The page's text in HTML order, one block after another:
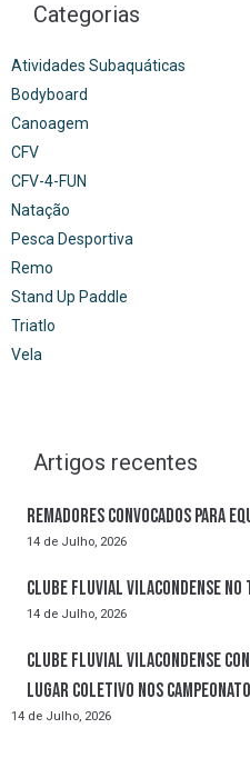
Categorias
Atividades Subaquáticas
Bodyboard
Canoagem
CFV
CFV-4-FUN
Natação
Pesca Desportiva
Remo
Stand Up Paddle
Triatlo
Vela
Artigos recentes
Remadores convocados para
14 de Julho, 2026
Clube Fluvial Vilacondense
14 de Julho, 2026
Clube Fluvial Vilacondense
lugar coletivo nos
14 de Julho, 2026